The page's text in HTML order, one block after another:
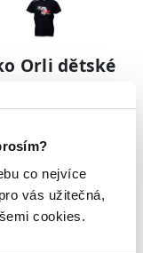
co nejvíce
vás užitečná,
cookies.
Orli dětské
399 Kč